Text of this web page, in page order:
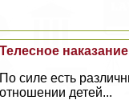
Телесное
По силе есть
отношении детей...